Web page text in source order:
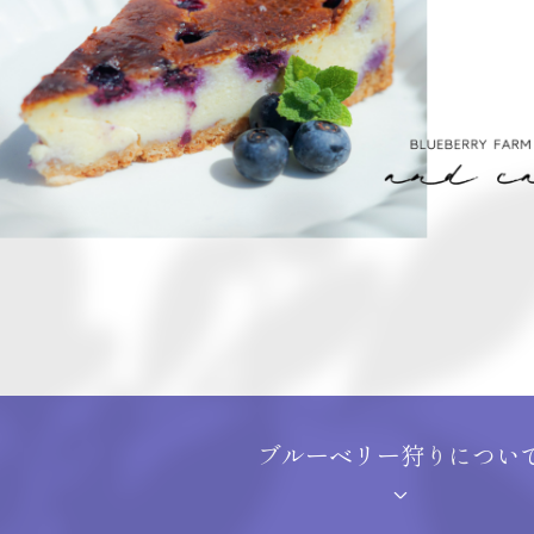
ブルーベリー狩り につい